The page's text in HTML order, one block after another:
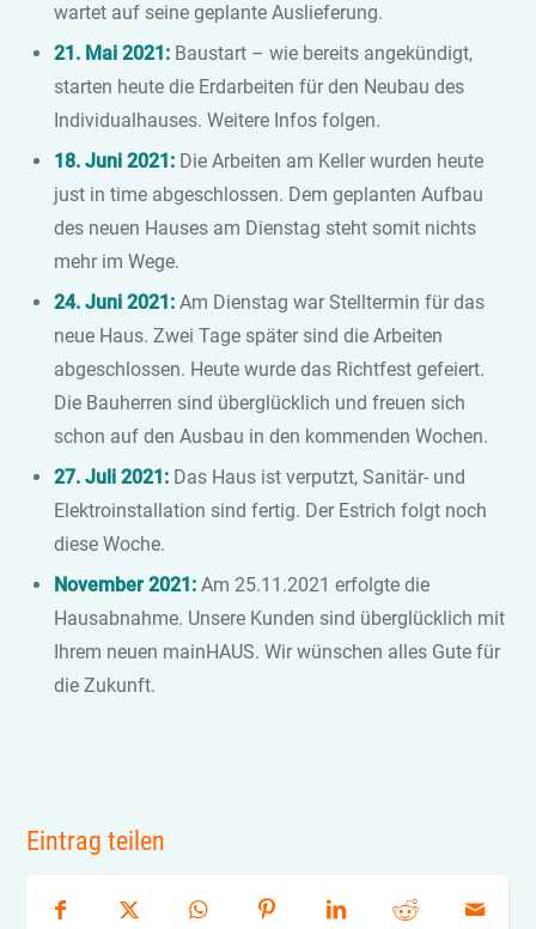
wartet auf seine geplante Auslieferung.
21. Mai 2021: Baustart – wie bereits angekündigt,
starten heute die Erdarbeiten für den Neubau des
Individualhauses. Weitere Infos folgen.
18. Juni 2021: Die Arbeiten am Keller wurden heute
just in time abgeschlossen. Dem geplanten Aufbau
des neuen Hauses am Dienstag steht somit nichts
mehr im Wege.
24. Juni 2021: Am Dienstag war Stelltermin für das
neue Haus. Zwei Tage später sind die Arbeiten
abgeschlossen. Heute wurde das Richtfest gefeiert.
Die Bauherren sind überglücklich und freuen sich
schon auf den Ausbau in den kommenden Wochen.
27. Juli 2021: Das Haus ist verputzt, Sanitär- und
Elektroinstallation sind fertig. Der Estrich folgt noch
diese Woche.
November 2021: Am 25.11.2021 erfolgte die
Hausabnahme. Unsere Kunden sind überglücklich mit
Ihrem neuen mainHAUS. Wir wünschen alles Gute für
die Zukunft.
Eintrag teilen